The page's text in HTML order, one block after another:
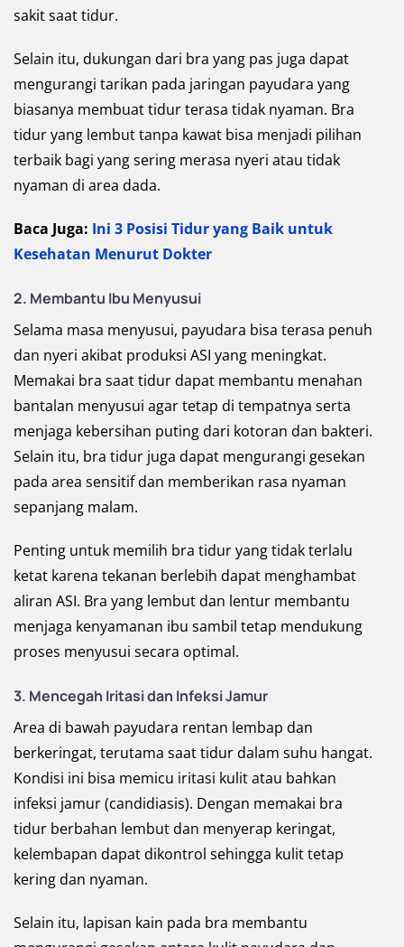
sakit saat tidur.
Selain itu, dukungan dari bra yang pas juga dapat
mengurangi tarikan pada jaringan payudara yang
biasanya membuat tidur terasa tidak nyaman. Bra
tidur yang lembut tanpa kawat bisa menjadi pilihan
terbaik bagi yang sering merasa nyeri atau tidak
nyaman di area dada.
Baca Juga: Ini 3 Posisi Tidur yang Baik untuk
Kesehatan Menurut Dokter
2. Membantu Ibu Menyusui
Selama masa menyusui, payudara bisa terasa penuh
dan nyeri akibat produksi ASI yang meningkat.
Memakai bra saat tidur dapat membantu menahan
bantalan menyusui agar tetap di tempatnya serta
menjaga kebersihan puting dari kotoran dan bakteri.
Selain itu, bra tidur juga dapat mengurangi gesekan
pada area sensitif dan memberikan rasa nyaman
sepanjang malam.
Penting untuk memilih bra tidur yang tidak terlalu
ketat karena tekanan berlebih dapat menghambat
aliran ASI. Bra yang lembut dan lentur membantu
menjaga kenyamanan ibu sambil tetap mendukung
proses menyusui secara optimal.
3. Mencegah Iritasi dan Infeksi Jamur
Area di bawah payudara rentan lembap dan
berkeringat, terutama saat tidur dalam suhu hangat.
Kondisi ini bisa memicu iritasi kulit atau bahkan
infeksi jamur (candidiasis). Dengan memakai bra
tidur berbahan lembut dan menyerap keringat,
kelembapan dapat dikontrol sehingga kulit tetap
kering dan nyaman.
Selain itu, lapisan kain pada bra membantu